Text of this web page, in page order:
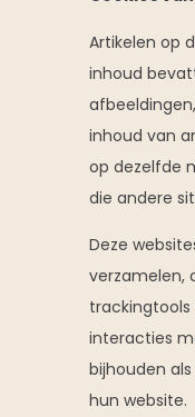
Artikelen op
inhoud
inhoud van
op dezelfde
die andere
Deze
verzamelen,
interacties
bijhouden
hun website.